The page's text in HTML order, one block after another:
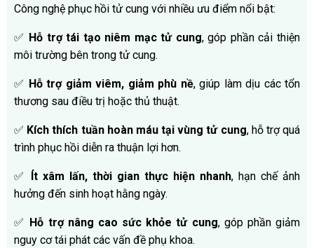
Công nghệ phục hồi tử cung với nhiều ưu điểm nổi bật:
✅ Hỗ trợ tái tạo niêm mạc tử cung, góp phần cải thiện
môi trường bên trong tử cung.
✅ Hỗ trợ giảm viêm, giảm phù nề, giúp làm dịu các tổn
thương sau điều trị hoặc thủ thuật.
✅ Kích thích tuần hoàn máu tại vùng tử cung, hỗ trợ quá
trình phục hồi diễn ra thuận lợi hơn.
✅ Ít xâm lấn, thời gian thực hiện nhanh, hạn chế ảnh
hưởng đến sinh hoạt hằng ngày.
✅ Hỗ trợ nâng cao sức khỏe tử cung, góp phần giảm
nguy cơ tái phát các vấn đề phụ khoa.